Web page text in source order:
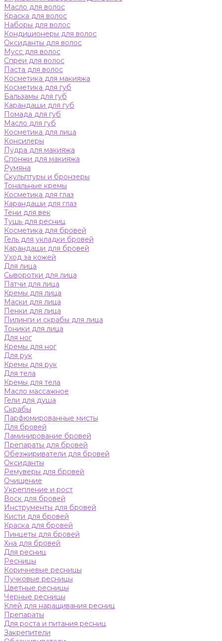
Масло для волос
Краска для волос
Наборы для волос
Кондиционеры для волос
Оксиданты для волос
Мусс для волос
Спреи для волос
Паста для волос
Косметика для макияжа
Косметика для губ
Бальзамы для губ
Карандаши для губ
Помада для губ
Масло для губ
Косметика для лица
Консилеры
Пудра для макияжа
Спонжи для макияжа
Румяна
Скульптуры и бронзеры
Тональные кремы
Косметика для глаз
Карандаши для глаз
Тени для век
Тушь для ресниц
Косметика для бровей
Гель для укладки бровей
Карандаши для бровей
Уход за кожей
Для лица
Сыворотки для лица
Патчи для лица
Кремы для лица
Маски для лица
Пенки для лица
Пилинги и скрабы для лица
Тоники для лица
Для ног
Кремы для ног
Для рук
Кремы для рук
Для тела
Кремы для тела
Масло массажное
Гели для душа
Скрабы
Парфюмированные мисты
Для бровей
Ламинирование бровей
Препараты для бровей
Обезжириватели для бровей
Оксиданты
Ремуверы для бровей
Очищение
Укрепление и рост
Воск для бровей
Инструменты для бровей
Кисти для бровей
Краска для бровей
Пинцеты для бровей
Хна для бровей
Для ресниц
Ресницы
Коричневые ресницы
Пучковые ресницы
Цветные ресницы
Черные ресницы
Клей для наращивания ресниц
Препараты
Для роста и питания ресниц
Закрепители